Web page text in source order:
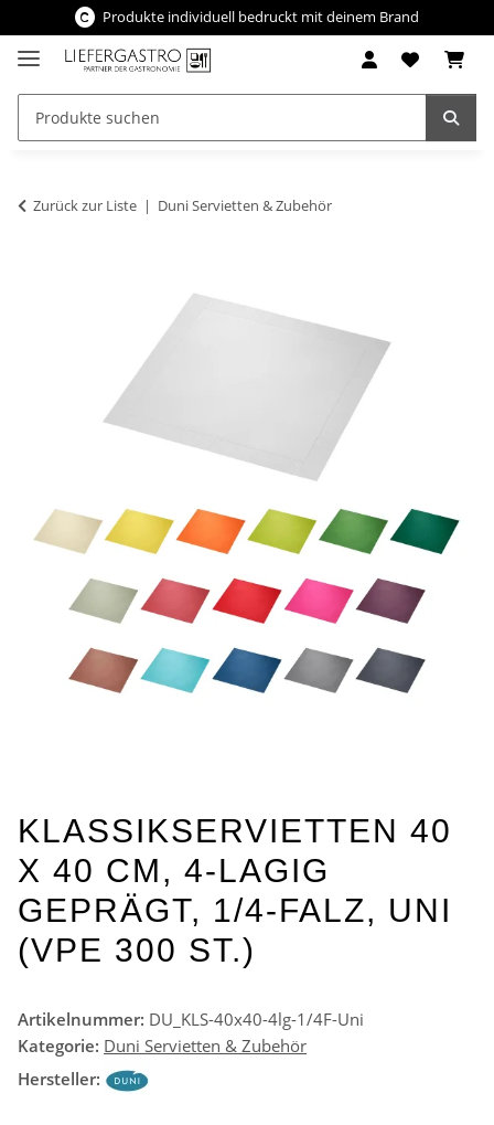
Produkte individuell bedruckt mit deinem Brand
Zurück zur Liste Duni Servietten & Zubehör
KLASSIKSERVIETTEN 40
X 40 CM, 4-LAGIG
GEPRÄGT, 1/4-FALZ, UNI
(VPE 300 ST.)
Artikelnummer: DU_KLS-40x40-4lg-1/4F-Uni
Kategorie: Duni Servietten & Zubehör
Hersteller: